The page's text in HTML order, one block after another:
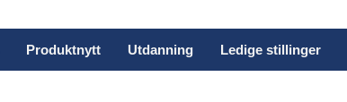
Produktnytt Utdanning Ledige stillinger